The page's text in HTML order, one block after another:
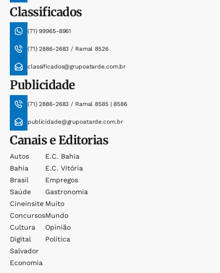
Classificados
(71) 99965-8961
(71) 2886-2683 / Ramal 8526
classificados@grupoatarde.com.br
Publicidade
(71) 2886-2683 / Ramal 8585 | 8586
publicidade@grupoatarde.com.br
Canais e Editorias
Autos
Bahia
Brasil
Saúde
Cineinsite
Concursos
Cultura
Digital
Salvador
Economia
E.c. Bahia
E.c. Vitória
Empregos
Gastronomia
Muito
Mundo
Opinião
Política